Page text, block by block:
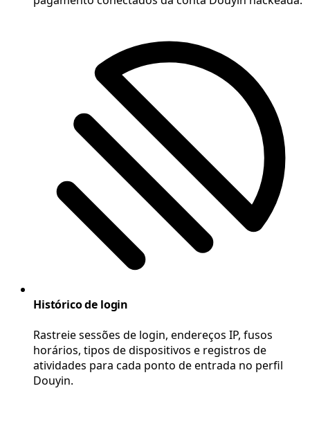
Histórico de login
Rastreie sessões de login, endereços IP, fusos
horários, tipos de dispositivos e registros de
atividades para cada ponto de entrada no perfil
Douyin.